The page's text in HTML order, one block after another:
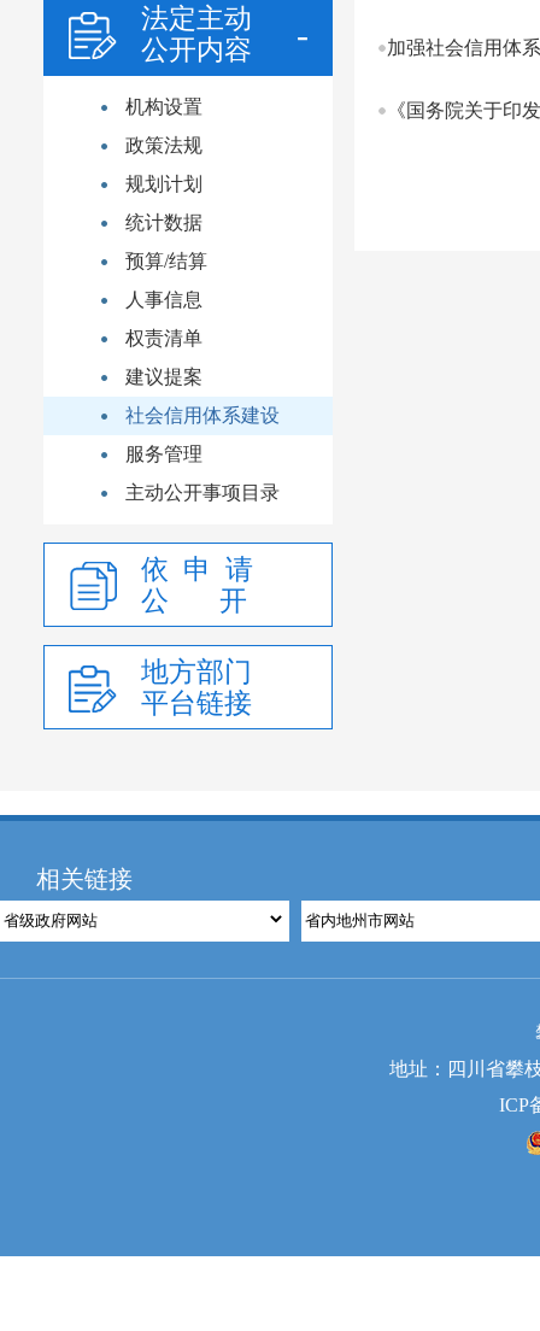
法定主动
公开内容
机构设置
政策法规
规划计划
统计数据
预算/结算
人事信息
权责清单
建议提案
社会信用体系建设
服务管理
主动公开事项目录
依 申 请
公 开
地方部门
平台链接
加强社会信用体
《国务院关于印
相关链接
地址：四川省攀
ICP